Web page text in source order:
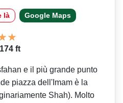
là Google Maps
ft
e il più grande punto
piazza dell'Imam è la
Shah). Molto